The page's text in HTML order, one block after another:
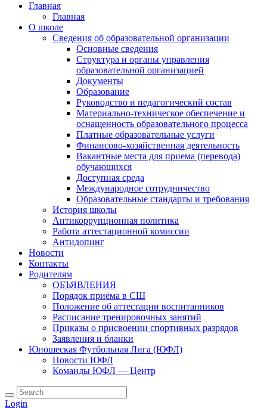
Главная
Главная
О школе
Сведения об образовательной организации
Основные сведения
Структура и органы управления
образовательной организацией
Документы
Образование
Руководство и педагогический состав
Материально-техническое обеспечение и
оснащенность образовательного процесса
Платные образовательные услуги
Финансово-хозяйственная деятельность
Вакантные места для приема (перевода)
обучающихся
Доступная среда
Международное сотрудничество
Образовательные стандарты и требования
История школы
Антикоррупционная политика
Работа аттестационной комиссии
Антидопинг
Новости
Контакты
Родителям
ОБЪЯВЛЕНИЯ
Порядок приёма в СШ
Положение об аттестации воспитанников
Расписание тренировочных занятий
Приказы о присвоении спортивных разрядов
Заявления и бланки
Юношеская Футбольная Лига (ЮФЛ)
Новости ЮФЛ
Команды ЮФЛ — Центр
Login